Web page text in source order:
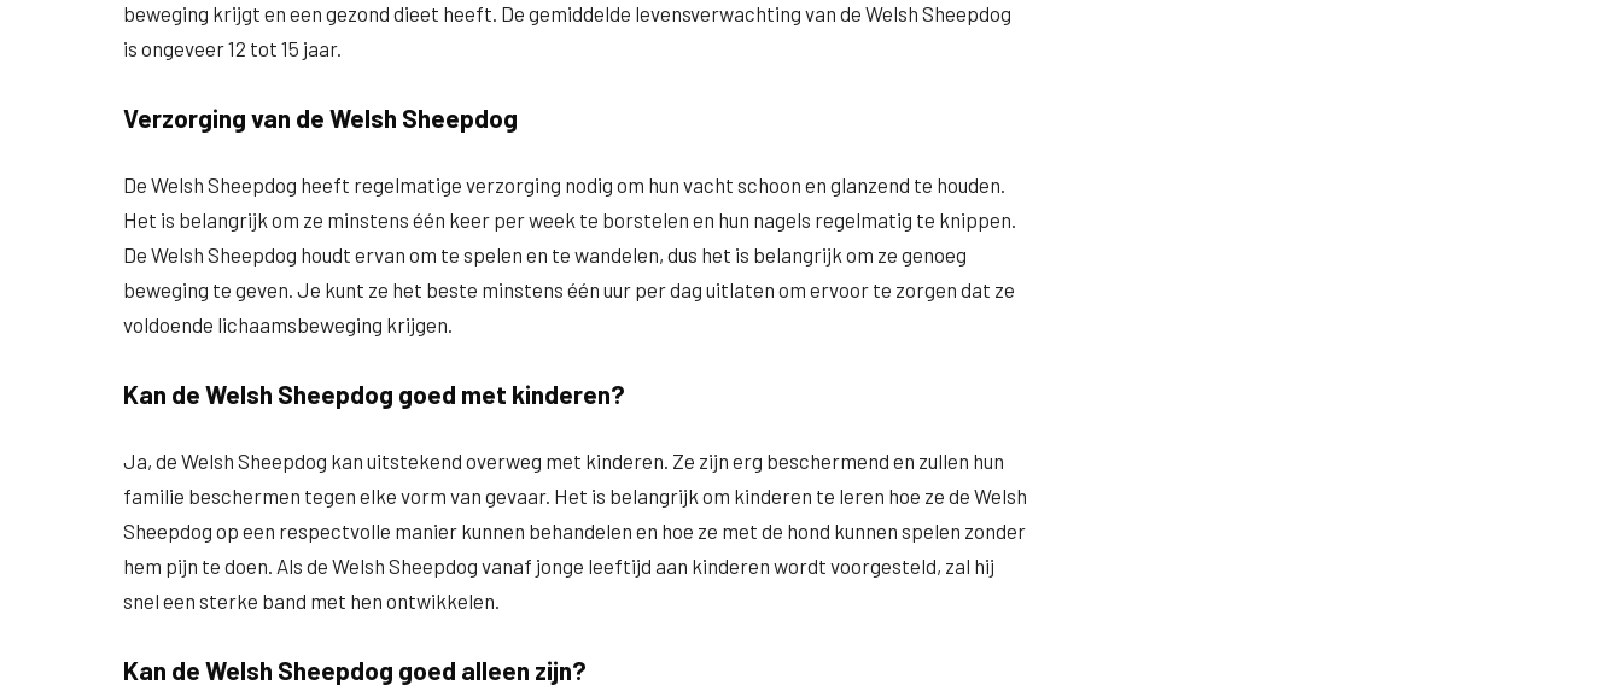
beweging krijgt en een gezond dieet heeft. De gemiddelde levensverwachting van de Welsh Sheepdog
is ongeveer 12 tot 15 jaar.
Verzorging van de Welsh Sheepdog
De Welsh Sheepdog heeft regelmatige verzorging nodig om hun vacht schoon en glanzend te houden.
Het is belangrijk om ze minstens één keer per week te borstelen en hun nagels regelmatig te knippen.
De Welsh Sheepdog houdt ervan om te spelen en te wandelen, dus het is belangrijk om ze genoeg
beweging te geven. Je kunt ze het beste minstens één uur per dag uitlaten om ervoor te zorgen dat ze
voldoende lichaamsbeweging krijgen.
Kan de Welsh Sheepdog goed met kinderen?
Ja, de Welsh Sheepdog kan uitstekend overweg met kinderen. Ze zijn erg beschermend en zullen hun
familie beschermen tegen elke vorm van gevaar. Het is belangrijk om kinderen te leren hoe ze de Welsh
Sheepdog op een respectvolle manier kunnen behandelen en hoe ze met de hond kunnen spelen zonder
hem pijn te doen. Als de Welsh Sheepdog vanaf jonge leeftijd aan kinderen wordt voorgesteld, zal hij
snel een sterke band met hen ontwikkelen.
Kan de Welsh Sheepdog goed alleen zijn?